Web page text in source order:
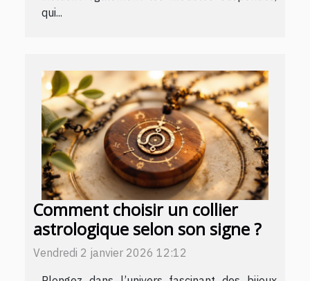
qui...
Comment choisir un collier
astrologique selon son signe ?
Vendredi 2 janvier 2026 12:12